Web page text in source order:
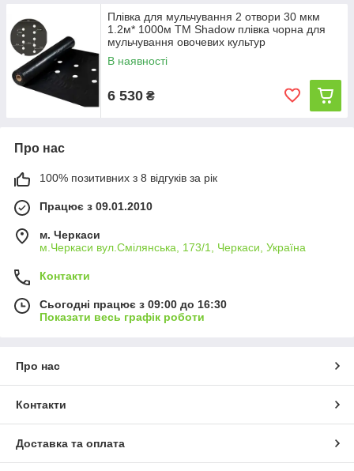
Плівка для мульчування 2 отвори 30 мкм
1.2м* 1000м TM Shadow плівка чорна для
мульчування овочевих культур
В наявності
6 530 ₴
Про нас
100% позитивних з 8 відгуків за рік
Працює з 09.01.2010
м. Черкаси
м.Черкаси вул.Смілянська, 173/1, Черкаси, Україна
Контакти
Сьогодні працює з 09:00 до 16:30
Показати весь графік роботи
Про нас
Контакти
Доставка та оплата